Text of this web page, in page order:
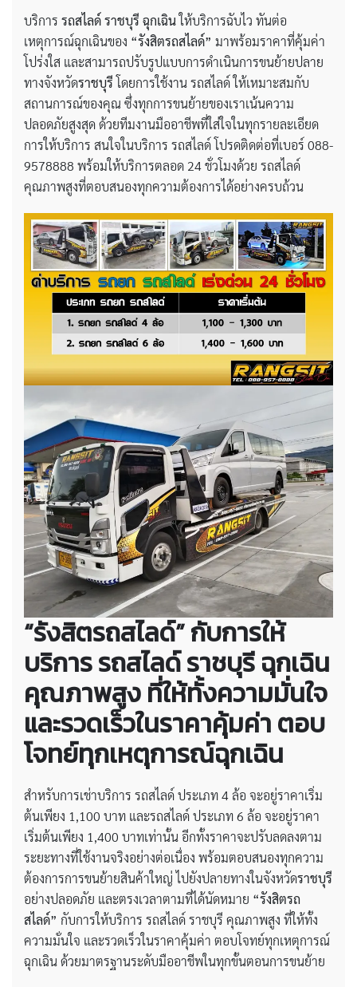
บริการ รถสไลด์ ราชบุรี ฉุกเฉินให้บริการฉับไว ทันต่อ
เหตุการณ์ฉุกเฉินของ “รังสิตรถสไลด์” มาพร้อมราคาที่คุ้มค่า
โปร่งใส และสามารถปรับรูปแบบการดำเนินการขนย้ายปลาย
ทางจังหวัดราชบุรี โดยการใช้งาน รถสไลด์ ให้เหมาะสมกับ
สถานการณ์ของคุณ ซึ่งทุกการขนย้ายของเราเน้นความ
ปลอดภัยสูงสุด ด้วยทีมงานมืออาชีพที่ใส่ใจในทุกรายละเอียด
การให้บริการ สนใจในบริการ รถสไลด์ โปรดติดต่อที่เบอร์ 088-
9578888 พร้อมให้บริการตลอด 24 ชั่วโมงด้วย รถสไลด์
คุณภาพสูงที่ตอบสนองทุกความต้องการได้อย่างครบถ้วน
“รังสิตรถสไลด์” กับการให้
บริการรถสไลด์ ราชบุรี ฉุกเฉิน
คุณภาพสูง ที่ให้ทั้งความมั่นใจ
และรวดเร็วในราคาคุ้มค่า ตอบ
โจทย์ทุกเหตุการณ์ฉุกเฉิน
สำหรับการเช่าบริการ รถสไลด์ ประเภท 4 ล้อ จะอยู่ราคาเริ่ม
ต้นเพียง 1,100 บาท และรถสไลด์ ประเภท 6 ล้อ จะอยู่ราคา
เริ่มต้นเพียง 1,400 บาทเท่านั้น อีกทั้งราคาจะปรับลดลงตาม
ระยะทางที่ใช้งานจริงอย่างต่อเนื่อง พร้อมตอบสนองทุกความ
ต้องการการขนย้ายสินค้าใหญ่ ไปยังปลายทางในจังหวัดราชบุรี
อย่างปลอดภัย และตรงเวลาตามที่ได้นัดหมาย “รังสิตรถ
สไลด์” กับการให้บริการ รถสไลด์ ราชบุรี คุณภาพสูง ที่ให้ทั้ง
ความมั่นใจ และรวดเร็วในราคาคุ้มค่า ตอบโจทย์ทุกเหตุการณ์
ฉุกเฉิน ด้วยมาตรฐานระดับมืออาชีพในทุกขั้นตอนการขนย้าย